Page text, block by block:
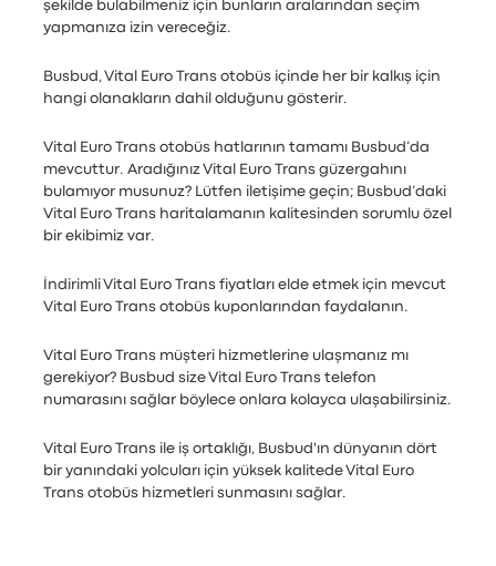
şekilde bulabilmeniz için bunların aralarından seçim
yapmanıza izin vereceğiz.
Busbud, Vital Euro Trans otobüs içinde her bir kalkış için
hangi olanakların dahil olduğunu gösterir.
Vital Euro Trans otobüs hatlarının tamamı Busbud’da
mevcuttur. Aradığınız Vital Euro Trans güzergahını
bulamıyor musunuz? Lütfen iletişime geçin; Busbud’daki
Vital Euro Trans haritalamanın kalitesinden sorumlu özel
bir ekibimiz var.
İndirimli Vital Euro Trans fiyatları elde etmek için mevcut
Vital Euro Trans otobüs kuponlarından faydalanın.
Vital Euro Trans müşteri hizmetlerine ulaşmanız mı
gerekiyor? Busbud size Vital Euro Trans telefon
numarasını sağlar böylece onlara kolayca ulaşabilirsiniz.
Vital Euro Trans ile iş ortaklığı, Busbud'ın dünyanın dört
bir yanındaki yolcuları için yüksek kalitede Vital Euro
Trans otobüs hizmetleri sunmasını sağlar.